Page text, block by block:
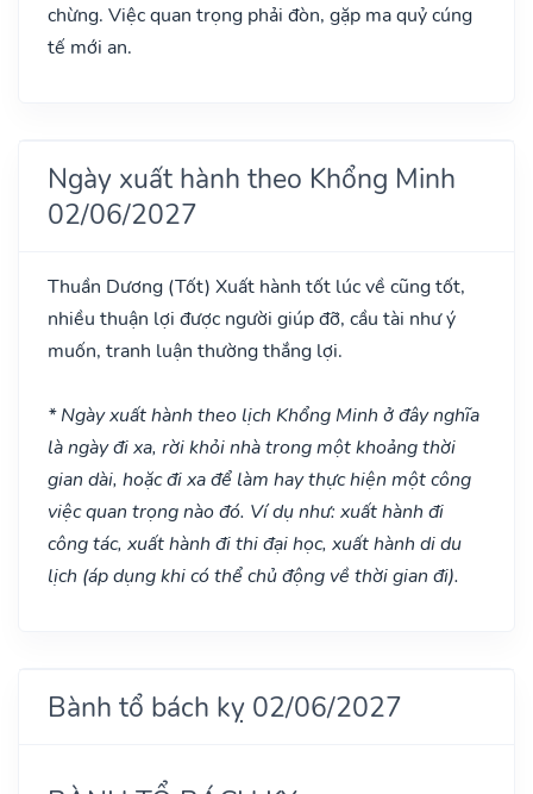
chừng. Việc quan trọng phải đòn, gặp ma quỷ cúng
tế mới an.
Ngày xuất hành theo Khổng Minh
02/06/2027
Thuần Dương (Tốt) Xuất hành tốt lúc về cũng tốt,
nhiều thuận lợi được người giúp đỡ, cầu tài như ý
muốn, tranh luận thường thắng lợi.
* Ngày xuất hành theo lịch Khổng Minh ở đây nghĩa
là ngày đi xa, rời khỏi nhà trong một khoảng thời
gian dài, hoặc đi xa để làm hay thực hiện một công
việc quan trọng nào đó. Ví dụ như: xuất hành đi
công tác, xuất hành đi thi đại học, xuất hành di du
lịch (áp dụng khi có thể chủ động về thời gian đi).
Bành tổ bách kỵ 02/06/2027